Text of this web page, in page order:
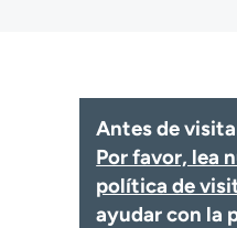
Antes de
Por favor, lea
política de
ayudar con la